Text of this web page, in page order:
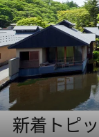
新着トピ